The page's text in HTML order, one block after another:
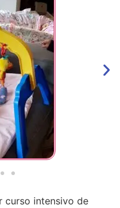
curso intensivo de